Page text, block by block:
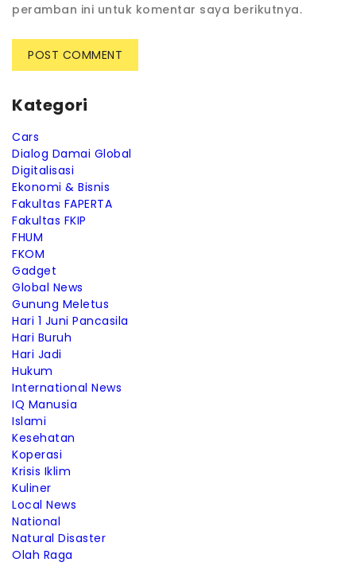
Kategori
Cars
Dialog Damai Global
Digitalisasi
Ekonomi & Bisnis
Fakultas FAPERTA
Fakultas FKIP
FHUM
FKOM
Gadget
Global News
Gunung Meletus
Hari 1 Juni Pancasila
Hari Buruh
Hari Jadi
Hukum
International News
IQ Manusia
Islami
Kesehatan
Koperasi
Krisis Iklim
Kuliner
Local News
National
Natural Disaster
Olah Raga
peramban ini untuk komentar saya berikutnya.